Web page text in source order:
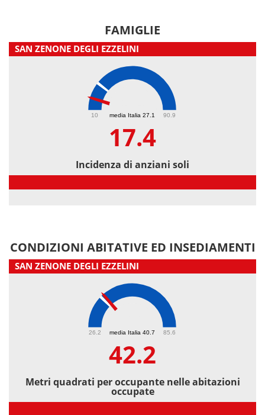
FAMIGLIE
SAN ZENONE DEGLI EZZELINI
media Italia 27.1
10 90.9
17.4
Incidenza di anziani soli
CONDIZIONI ABITATIVE ED INSEDIAMENTI
SAN ZENONE DEGLI EZZELINI
media Italia 40.7
26.2 85.6
42.2
Metri quadrati per occupante nelle abitazioni
occupate